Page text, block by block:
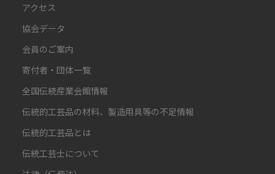
アクセス
協会データ
会員のご案内
寄付者・団体一覧
全国伝統産業会館情報
伝統的工芸品の材料、製造用具等の不足情報
伝統的工芸品とは
伝統工芸士について